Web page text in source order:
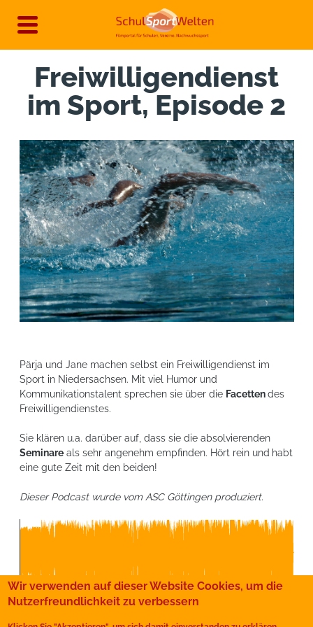
zum
Freiwilligendienst
im Sport, Episode 2
Pärja und Jane machen selbst ein Freiwilligendienst im
Sport in Niedersachsen. Mit viel Humor und
Kommunikationstalent sprechen sie über die Facettendes
Freiwilligendienstes.
Sie klären u.a. darüber auf, dass sie die absolvierenden
Seminareals sehr angenehm empfinden. Hört rein und habt
eine gute Zeit mit den beiden!
Dieser Podcast wurde vom ASC Göttingen produziert.
0:00/12:29
Wir verwenden auf dieser Website Cookies, um die
Nutzerfreundlichkeit zu verbessern